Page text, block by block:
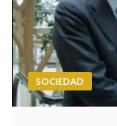
SOCIEDAD